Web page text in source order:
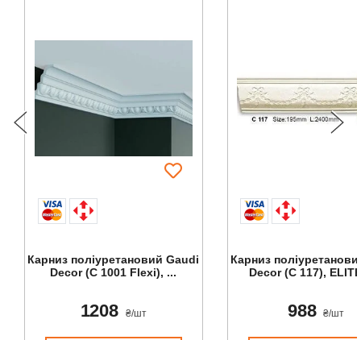
Карниз поліуретановий Gaudi
Decor (С 1001 Flexi), ...
1208 ₴/шт
Карниз
Decor (C 117),
988 ₴/шт